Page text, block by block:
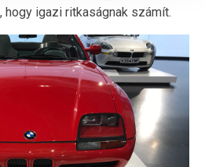
hogy igazi ritkaságnak számít.